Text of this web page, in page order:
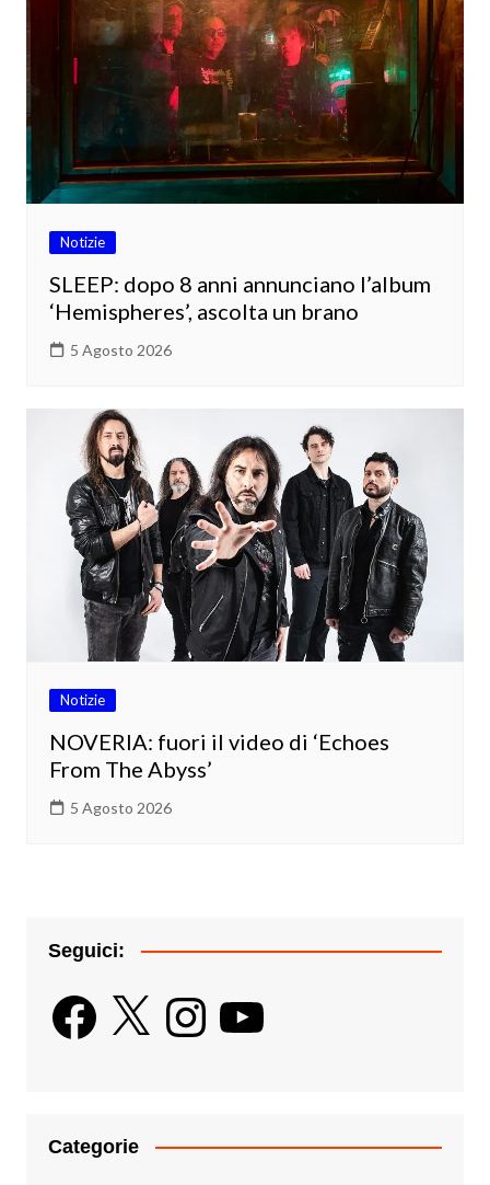
Notizie
SLEEP: dopo 8 anni annunciano l’album
‘Hemispheres’, ascolta un brano
5 Agosto 2026
Notizie
NOVERIA: fuori il video di ‘Echoes
From The Abyss’
5 Agosto 2026
Seguici:
Facebook
X InstagramYouTube
Categorie